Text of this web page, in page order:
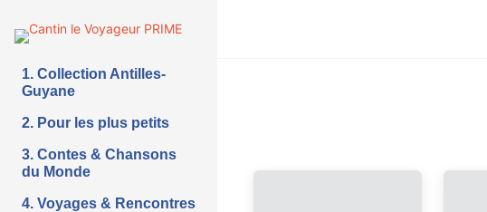
1. Collection Antilles-
Guyane
2. Pour les plus petits
3. Contes & Chansons
du Monde
4. Voyages & Rencontres